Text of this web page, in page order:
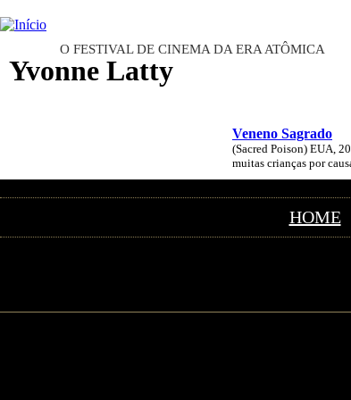
O FESTIVAL DE CINEMA DA ERA ATÔMICA
Yvonne Latty
Veneno Sagrado
(Sacred Poison) EUA,
muitas crianças por
HOME